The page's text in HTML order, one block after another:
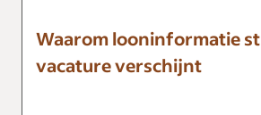
Waarom looninformatie
vacature verschijnt